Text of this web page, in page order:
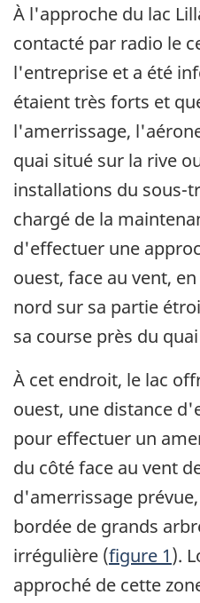
À l'approche du lac
contacté par radio le
l'entreprise et a été
étaient très forts et
l'amerrissage,
quai situé sur la rive
installations du sous-
chargé de la
d'effectuer une
ouest, face au vent,
nord sur sa partie
sa course près du
À cet endroit, le lac
ouest, une distance
pour effectuer un
du côté face au vent
d'amerrissage
bordée de grands
irrégulière (figure 1).
approché de cette